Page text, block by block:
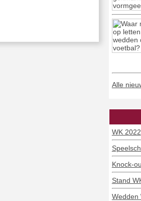
Alle
WK 2022
Knock-
Stand
Wedden